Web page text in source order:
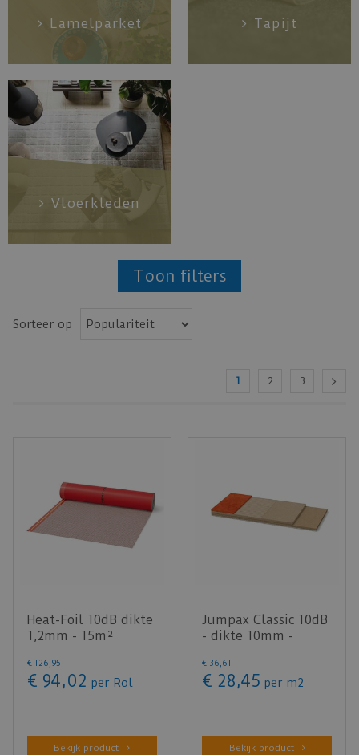
Lamelparket Tapijt
Vloerkleden
Toon filters
Sorteer op
1 2 3
Heat-Foil 10dB dikte
1,2mm - 15m²
€ 126,95
€ 94,02 per Rol
Bekijk product
Jumpax Classic 10dB
- dikte 10mm -
€ 36,61
€ 28,45 per m2
Bekijk product